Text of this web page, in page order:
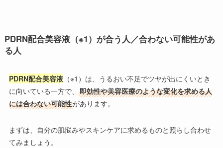
PDRN配合美容液（※1）が合う人／合わない可能性があ
る人
PDRN配合美容液（※1）は、うるおい不足でツヤが出にくいとき
に向いている一方で、 即効性や美容医療のような変化を求める人
には合わない可能性があります。
まずは、自分の肌悩みやスキンケアに求めるものと照らし合わせ
てみましょう。